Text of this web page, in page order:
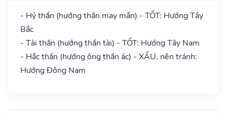
- Hỷ thần (hướng thần may mắn) - TỐT: Hướng Tây
Bắc
- Tài thần (hướng thần tài) - TỐT: Hướng Tây Nam
- Hắc thần (hướng ông thần ác) - XẤU, nên tránh:
Hướng Đông Nam